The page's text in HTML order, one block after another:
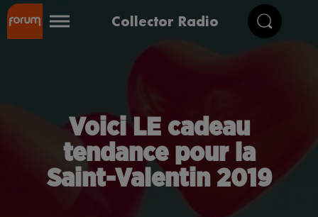
Collector Radio
Voici LE cadeau
tendance pour la
Saint-Valentin 2019